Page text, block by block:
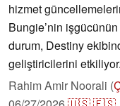
hizmet
Bungie’nin işgücünün
durum, Destiny
geliştiricilerini etkiliyor.
Rahim Amir Noorali (